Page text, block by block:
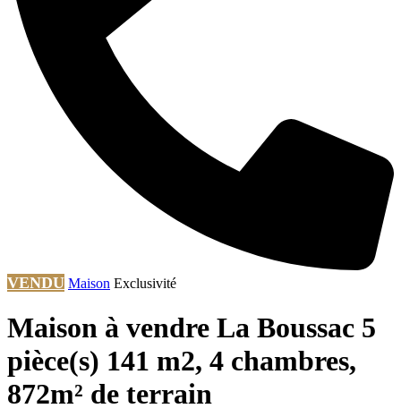
VENDU Maison Exclusivité
Maison à vendre La Boussac 5
pièce(s) 141 m2, 4 chambres,
872m² de terrain